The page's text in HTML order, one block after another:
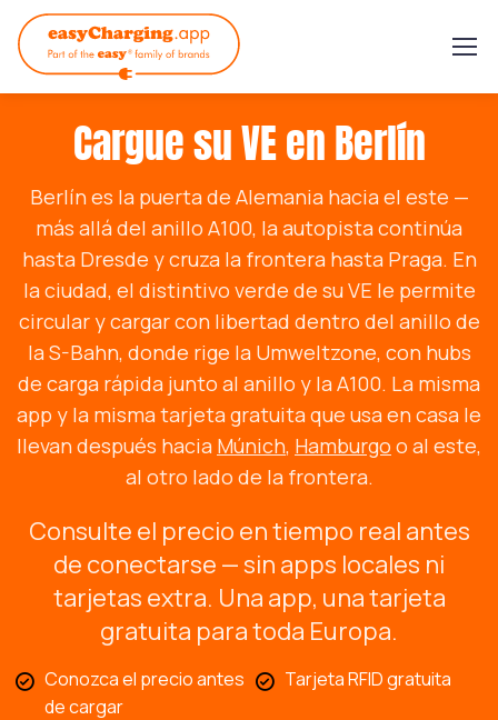
Cargue su VE en Berlín
Berlín es la puerta de Alemania hacia el este —
más allá del anillo A100, la autopista continúa
hasta Dresde y cruza la frontera hasta Praga. En
la ciudad, el distintivo verde de su VE le permite
circular y cargar con libertad dentro del anillo de
la S-Bahn, donde rige la Umweltzone, con hubs
de carga rápida junto al anillo y la A100. La misma
app y la misma tarjeta gratuita que usa en casa le
llevan después hacia Múnich, Hamburgo o al este,
al otro lado de la frontera.
Consulte el precio en tiempo real antes
de conectarse — sin apps locales ni
tarjetas extra. Una app, una tarjeta
gratuita para toda Europa.
Conozca el precio antes
de cargar
Tarjeta RFID gratuita